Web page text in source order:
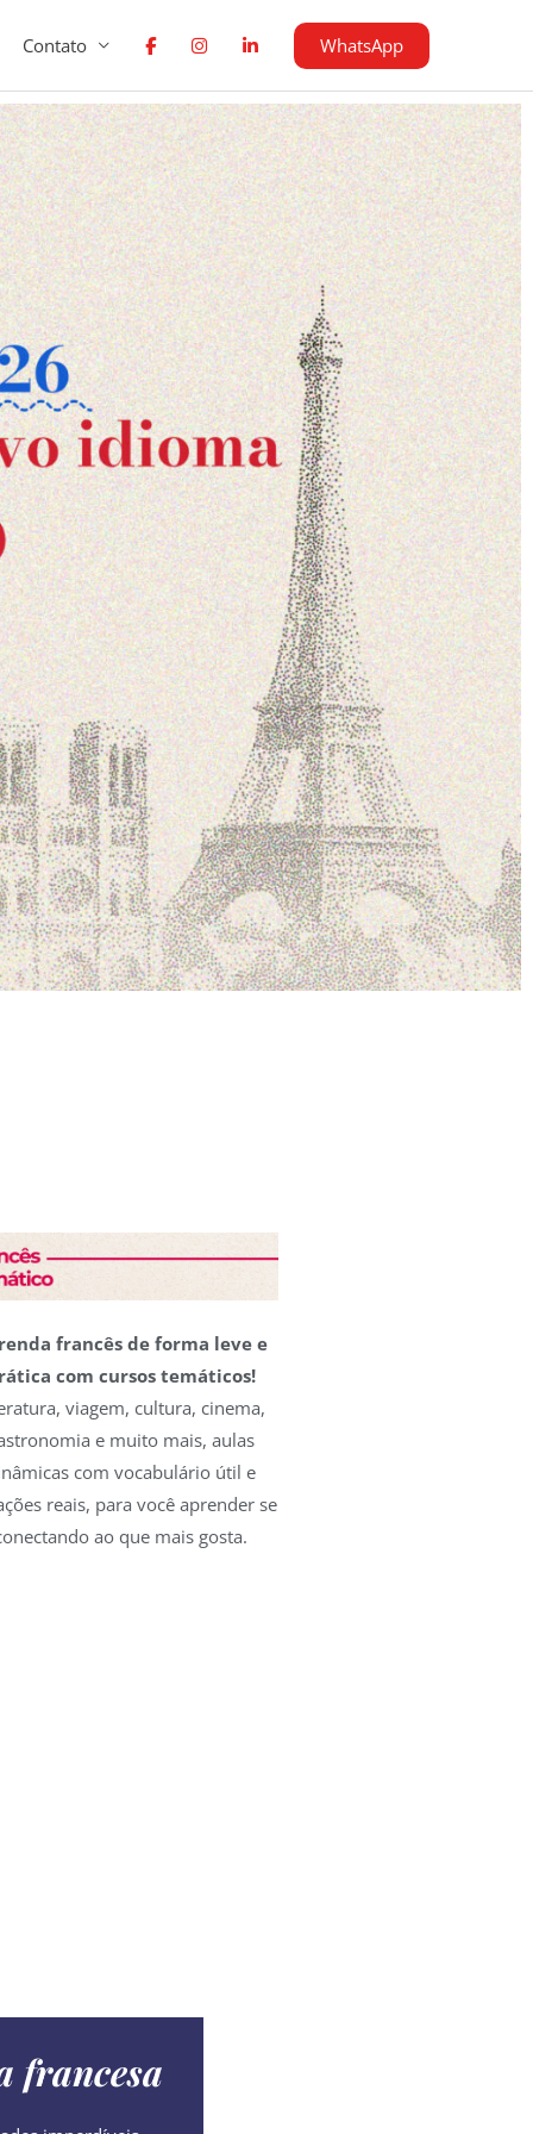
Contato WhatsApp
francês de forma leve e
com cursos temáticos!
viagem, cultura, cinema,
e muito mais, aulas
com vocabulário útil e
reais, para você aprender se
ao que mais gosta.
francesa